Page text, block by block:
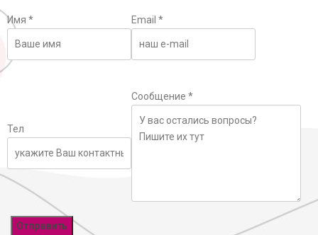
Имя * Email *
Тел
Сообщение *
Отправить